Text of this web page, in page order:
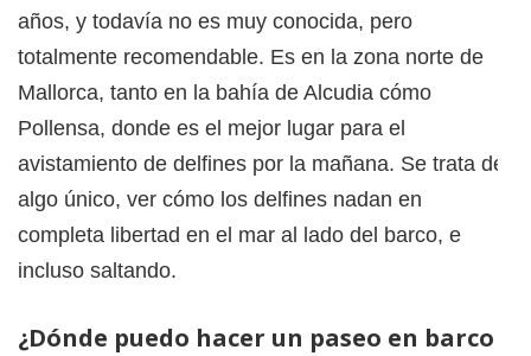
años, y todavía no es muy conocida, pero
totalmente recomendable. Es en la zona norte de
Mallorca, tanto en la bahía de Alcudia cómo
Pollensa, donde es el mejor lugar para el
avistamiento de delfines por la mañana. Se trata de
algo único, ver cómo los delfines nadan en
completa libertad en el mar al lado del barco, e
incluso saltando.
¿Dónde puedo hacer un paseo en barco